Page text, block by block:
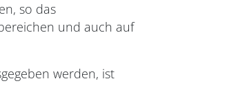
so das
und auch auf
werden, ist